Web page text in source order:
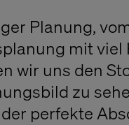
Planung,
mit viel
wir uns den
zu
perfekte